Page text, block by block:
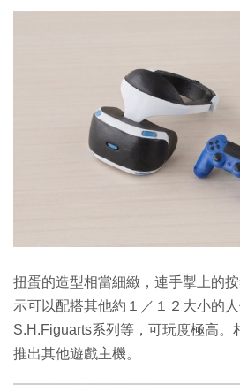
扭蛋的造型相當細緻，連手掣上的
示可以配搭其他約１／１２大小的
S.H.Figuarts系列等，可玩度極高。
推出其他遊戲主機。